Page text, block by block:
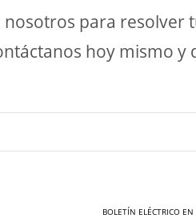
para resolver
hoy mismo y
BOLETÍN ELÉCTRICO